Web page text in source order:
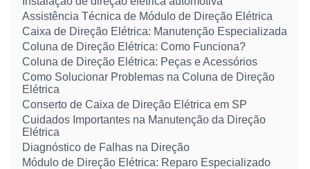
Assistência Técnica de Módulo de Direção Elétrica
Caixa de Direção Elétrica: Manutenção Especializada
Coluna de Direção Elétrica: Como Funciona?
Coluna de Direção Elétrica: Peças e Acessórios
Como Solucionar Problemas na Coluna de Direção
Elétrica
Conserto de Caixa de Direção Elétrica em SP
Cuidados Importantes na Manutenção da Direção
Elétrica
Diagnóstico de Falhas na Direção
Módulo de Direção Elétrica: Reparo Especializado